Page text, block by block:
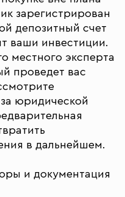
зарегистрирован
депозитный счет
ваши инвестиции.
местного эксперта
проведет вас
юридической
в дальнейшем.
и документация